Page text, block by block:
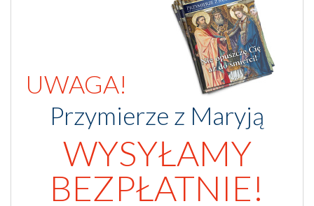
UWAGA!
Przymierze z Maryją
WYSYŁAMY
BEZPŁATNIE!